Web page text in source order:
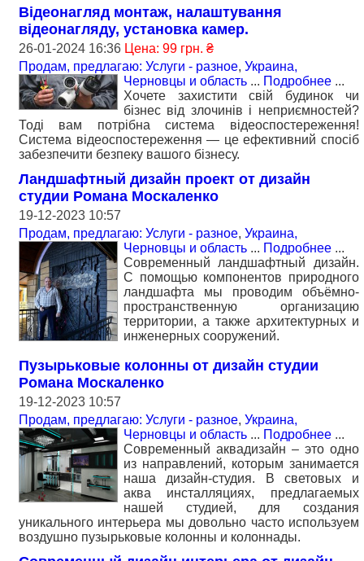
Відеонагляд монтаж, налаштування
відеонагляду, установка камер.
26-01-2024 16:36 Цена: 99 грн. ₴
Продам, предлагаю: Услуги - разное, Украина,
Черновцы и область ... Подробнее ...
Хочете захистити свій будинок чи
бізнес від злочинів і неприємностей?
Тоді вам потрібна система відеоспостереження!
Система відеоспостереження — це ефективний спосіб
забезпечити безпеку вашого бізнесу.
Ландшафтный дизайн проект от дизайн
студии Романа Москаленко
19-12-2023 10:57
Продам, предлагаю: Услуги - разное, Украина,
Черновцы и область ... Подробнее ...
Современный ландшафтный дизайн.
С помощью компонентов природного
ландшафта мы проводим объёмно-
пространственную организацию
территории, а также архитектурных и
инженерных сооружений.
Пузырьковые колонны от дизайн студии
Романа Москаленко
19-12-2023 10:57
Продам, предлагаю: Услуги - разное, Украина,
Черновцы и область ... Подробнее ...
Современный аквадизайн – это одно
из направлений, которым занимается
наша дизайн-студия. В световых и
аква инсталляциях, предлагаемых
нашей студией, для создания
уникального интерьера мы довольно часто используем
воздушно пузырьковые колонны и колоннады.